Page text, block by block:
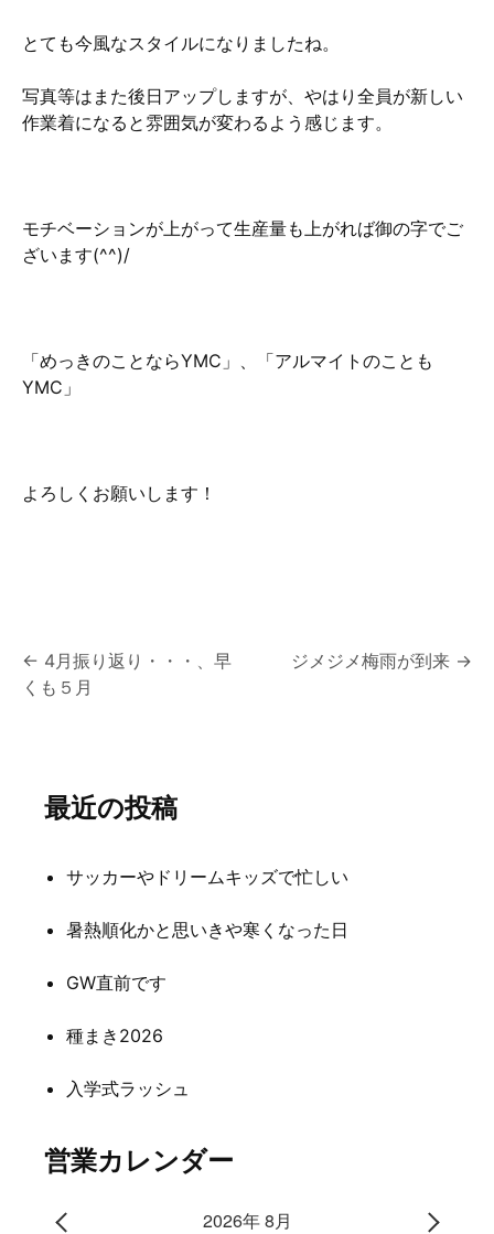
とても今風なスタイルになりましたね。
写真等はまた後日アップしますが、やはり全員が新しい
作業着になると雰囲気が変わるよう感じます。
モチベーションが上がって生産量も上がれば御の字でご
ざいます(^^)/
「めっきのことならYMC」、「アルマイトのことも
YMC」
よろしくお願いします！
投
稿
ゲ
ョ
ン
← 4月振り返り・・・、早
くも５月
ジメジメ梅雨が到来 →
最近の投稿
サッカーやドリームキッズで忙しい
暑熱順化かと思いきや寒くなった日
GW直前です
種まき2026
入学式ラッシュ
営業カレンダー
2026年 8月